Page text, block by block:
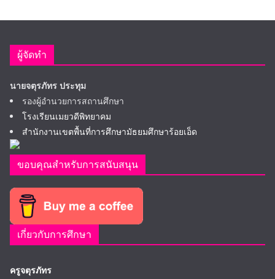
ผู้จัดทำ
นายจตุรภัทร ประทุม
รองผู้อำนวยการสถานศึกษา
โรงเรียนเมยวดีพิทยาคม
สำนักงานเขตพื้นที่การศึกษามัธยมศึกษาร้อยเอ็ด
ขอบคุณสำหรับการสนับสนุน
เกี่ยวกับการศึกษา
ครูจตุรภัทร